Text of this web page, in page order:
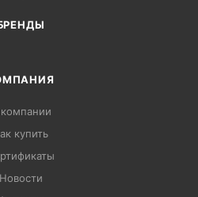
купить
Новости